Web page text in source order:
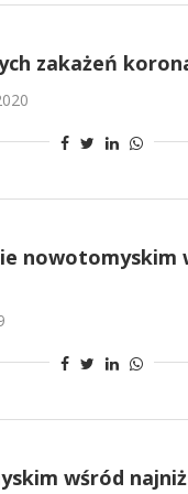
zakażeń
nowotomyskim
wśród